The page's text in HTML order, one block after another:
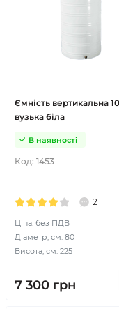
Ємність вертикальна
вузька біла
Код: 1453
В наявності
2
Ціна: без ПДВ
Діаметр, см: 80
Висота, см: 225
7 300 грн